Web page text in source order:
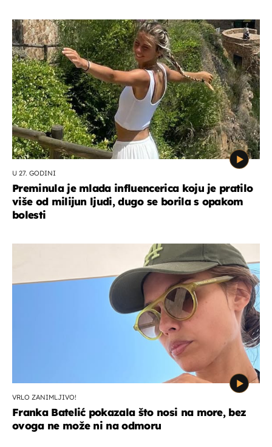
U 27. GODINI
Preminula je mlada influencerica koju je pratilo
više od milijun ljudi, dugo se borila s opakom
bolesti
VRLO ZANIMLJIVO!
Franka Batelić pokazala što nosi na more, bez
ovoga ne može ni na odmoru